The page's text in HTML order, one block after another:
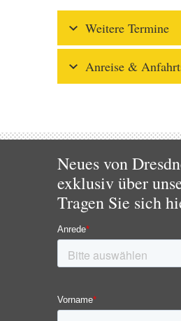
Weitere Termine
Anreise &
Neues von
exklusiv über
Tragen Sie sich